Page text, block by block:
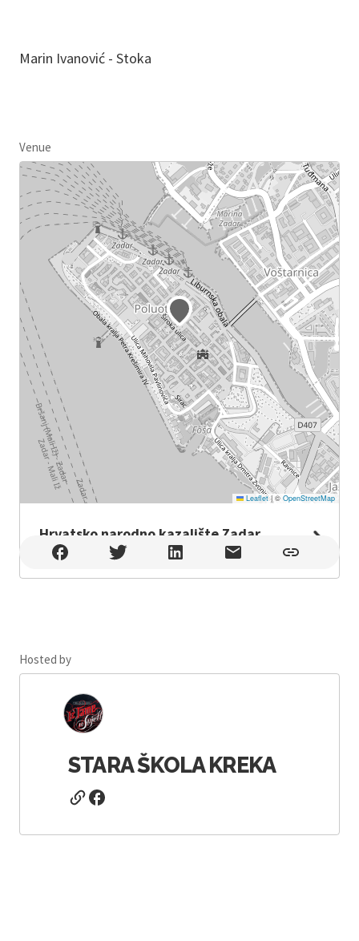
Marin Ivanović - Stoka
Venue
Leaflet |© OpenStreetMap
Hrvatsko narodno kazalište Zadar
Hrvatsko narodno kazalište Zadar , Zadar
Hosted by
STARA ŠKOLA KREKA